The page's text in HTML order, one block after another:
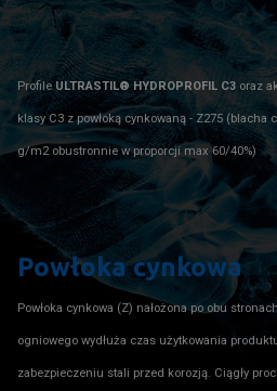
Profile ULTRASTIL® HYDROPROFIL C3 oraz
klasy C3 z powłoką cynkowaną - Z275
g/m2 obustronnie w proporcji max 60/40%)
Powłoka cynkowa
Powłoka cynkowa (Z) nałożona po obu
ogniowego wydłuża czas użytkowania
zabezpieczeniu stali przed korozją. Ciągły